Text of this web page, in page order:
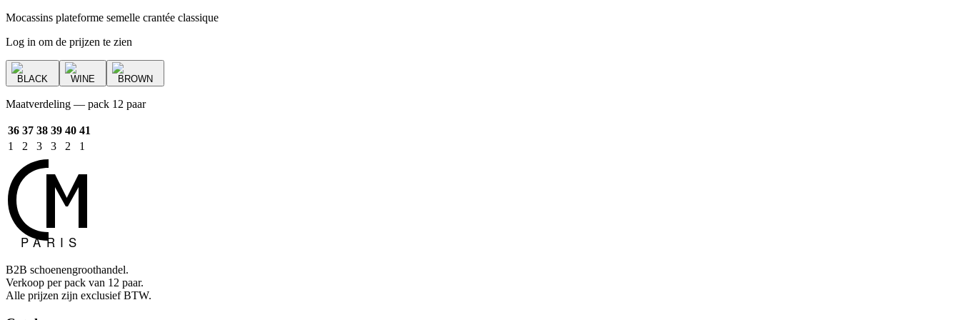
Mocassins plateforme semelle crantée classique
Log in om de prijzen te zien
BLACK WINE BROWN
Maatverdeling — pack 12 paar
36 37 38 39 40 41
1
2 3 3 2 1
B2B schoenengroothandel.
Verkoop per pack van 12 paar.
Alle prijzen zijn exclusief BTW.